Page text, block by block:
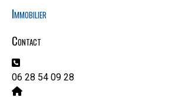
Immobilier
Contact
Téléphone:
06 28 54 09 28
Site Web: